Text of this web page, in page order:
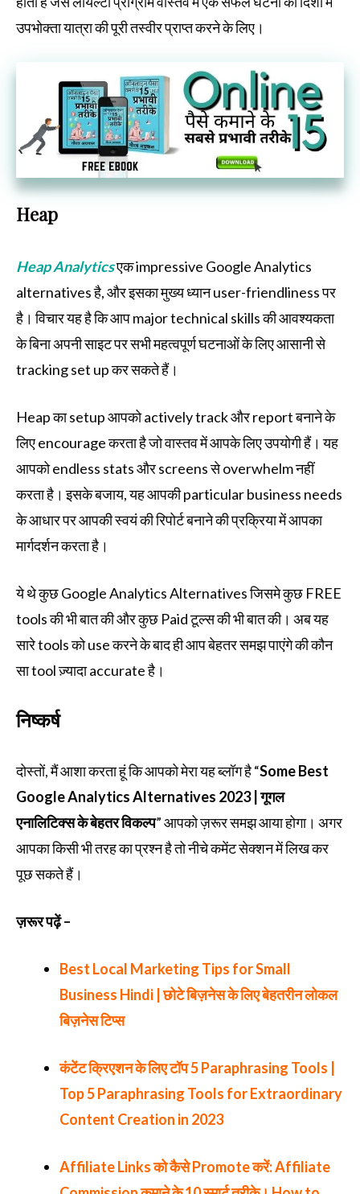
उपभोक्ता यात्रा की पूरी तस्वीर प्राप्त करने के लिए।
Heap
Heap Analyticsएक impressive Google Analytics
alternatives है, और इसका मुख्य ध्यान user-friendliness पर
है। विचार यह है कि आप major technical skills की आवश्यकता
के बिना अपनी साइट पर सभी महत्वपूर्ण घटनाओं के लिए आसानी से
tracking set up कर सकते हैं।
Heap का setup आपको actively track और report बनाने के
लिए encourage करता है जो वास्तव में आपके लिए उपयोगी हैं। यह
आपको endless stats और screens से overwhelm नहीं
करता है। इसके बजाय, यह आपकी particular business needs
के आधार पर आपकी स्वयं की रिपोर्ट बनाने की प्रक्रिया में आपका
मार्गदर्शन करता है।
ये थे कुछ Google Analytics Alternatives जिसमे कुछ FREE
tools की भी बात की और कुछ Paid टूल्स की भी बात की। अब यह
सारे tools को use करने के बाद ही आप बेहतर समझ पाएंगे की कौन
सा tool ज़्यादा accurate है।
निष्कर्ष
दोस्तों, मैं आशा करता हूं कि आपको मेरा यह ब्लॉग है “Some Best
Google Analytics Alternatives 2023 | गूगल
एनालिटिक्स के बेहतर विकल्प” आपको ज़रूर समझ आया होगा। अगर
आपका किसी भी तरह का प्रश्न है तो नीचे कमेंट सेक्शन में लिख कर
पूछ सकते हैं।
ज़रूर पढ़ें –
Best Local Marketing Tips for Small
Business Hindi | छोटे बिज़नेस के लिए बेहतरीन लोकल
बिज़नेस टिप्स
कंटेंट क्रिएशन के लिए टॉप 5 Paraphrasing Tools |
Top 5 Paraphrasing Tools for Extraordinary
Content Creation in 2023
Affiliate Links को कैसे Promote करें: Affiliate